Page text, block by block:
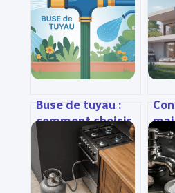
Buse de tuyau :
comment choisir
et utiliser le bon
embout
ce